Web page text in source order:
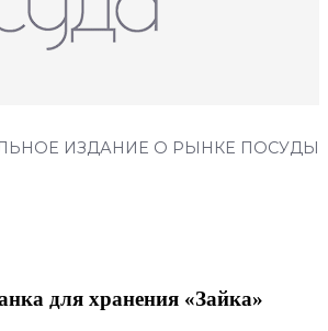
ИЗДАНИЕ О РЫНКЕ ПОСУДЫ
для хранения «Зайка»